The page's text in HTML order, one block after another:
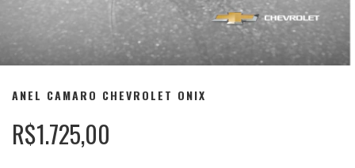
ANEL CAMARO CHEVROLET ONIX
R$1.725,00